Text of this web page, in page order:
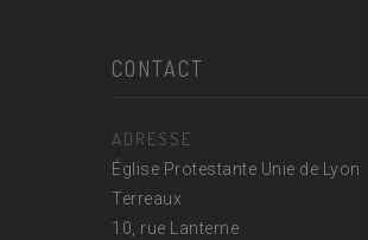
CONTACT
ADRESSE
Église Protestante Unie de Lyon
Terreaux
10, rue Lanterne